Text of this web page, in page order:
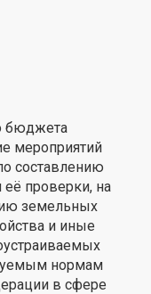
бюджета
мероприятий
составлению
проверки, на
земельных
и иные
нормам
в сфере